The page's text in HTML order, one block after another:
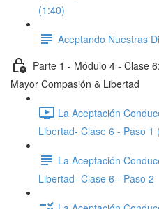
(1:40)
Aceptando Nuestras
Parte 1 - Módulo 4 - Clase
Mayor Compasión & Libertad
La Aceptación
Libertad- Clase 6 - Paso 1
La Aceptación
Libertad- Clase 6 - Paso 2